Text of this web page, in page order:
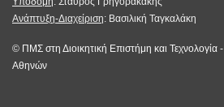
Ανάπτυξη-Διαχείριση: Βασιλική Ταγκαλάκη
© ΠΜΣ στη Διοικητική Επιστήμη και Τεχνολογία -
Αθηνών